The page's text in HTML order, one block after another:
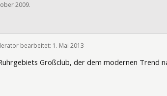
2009.
bearbeitet: 1. Mai 2013
Großclub, der dem modernen Trend